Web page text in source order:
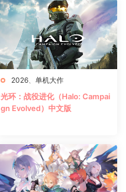
2026、 单机大作
光环：战役进化（Halo: Campai
gn Evolved）中文版